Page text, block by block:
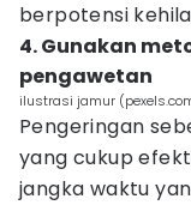
berpotensi
4. Gunakan
pengawetan
ilustrasi jamur
Pengeringan
yang cukup
jangka waktu